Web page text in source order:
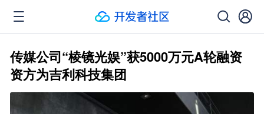
传媒公司“棱镜光娱”获5000万元A轮融资
资方为吉利科技集团